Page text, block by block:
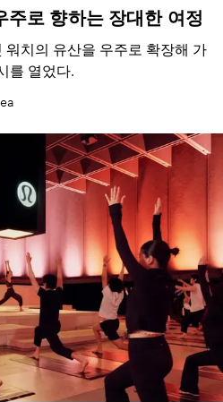
주로 향하는 장대한 여정
치의 유산을 우주로 확장해 가
를 열었다.